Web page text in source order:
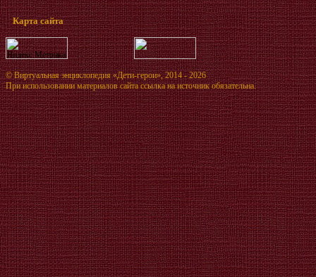
Карта сайта
©Виртуальная энциклопедия «Дети-герои», 2014 - 2026
При использовании материалов сайта ссылка на источник обязательна.